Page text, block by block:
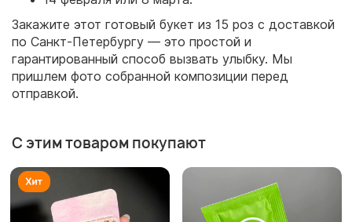
Закажите этот готовый букет из 15 роз с доставкой
по Санкт-Петербургу — это простой и
гарантированный способ вызвать улыбку. Мы
пришлем фото собранной композиции перед
отправкой.
С этим товаром покупают